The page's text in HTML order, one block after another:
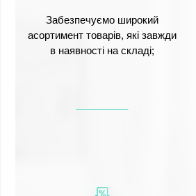
Забезпечуємо широкий
асортимент товарів, які завжди
в наявності на складі;